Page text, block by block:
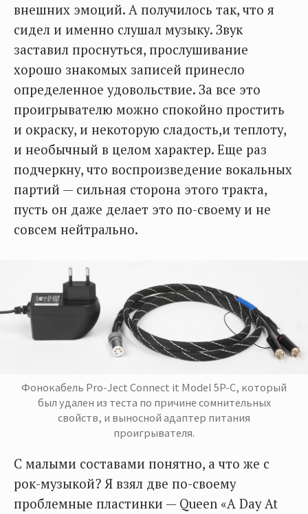
внешних эмоций. А получилось так, что я
сидел и именно слушал музыку. Звук
заставил проснуться, прослушивание
хорошо знакомых записей принесло
определенное удовольствие. За все это
проигрывателю можно спокойно простить
и окраску, и некоторую сладость,и теплоту,
и необычный в целом характер. Еще раз
подчеркну, что воспроизведение вокальных
партий — сильная сторона этого тракта,
пусть он даже делает это по-своему и не
совсем нейтрально.
Фонокабель Pro-Ject Connect it Model 5P-C, который
был удален из теста по причине сомнительных
свойств, и выносной адаптер питания
проигрывателя.
С малыми составами понятно, а что же с
рок-музыкой? Я взял две по-своему
проблемные пластинки — Queen «A Day At